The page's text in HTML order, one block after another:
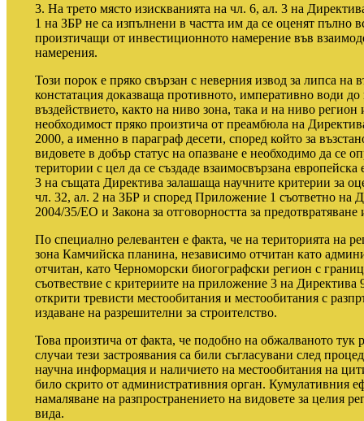
3. На трето място изискванията на чл. 6, ал. 3 на
1 на ЗБР не са изпълнени в частта им да се оценят пълно
произтичащи от инвестиционното намерение във
намерения.
Този порок е пряко свързан с неверния извод за липса на
констатация доказваща противното, императивно води
въздействието, както на ниво зона, така и на ниво
необходимост пряко произтича от преамбюла на
2000, а именно в параграф десети, според който за
видовете в добър статус на опазване е необходимо да се
територии с цел да се създаде взаимосвързана
3 на същата Директива залашаща научните критерии за
чл. 32, ал. 2 на ЗБР и според Приложение 1 съответно на
2004/35/ЕО и Закона за отговорността за
По специално релевантен е факта, че на територията на
зона Камчийска планина, независимо отчитан като
отчитан, като Черноморски биогографски регион с
съотвествие с критериите на приложение 3 на
открити тревисти местообитания и местообитания с
издаване на разрешителни за строителство.
Това произтича от факта, че подобно на обжалваното тук
случаи тези застроявания са били съгласувани след
научна информация и наличието на местообитания на
било скрито от административния орган. Кумулативния
намаляване на разпространението на видовете за целия
вида.